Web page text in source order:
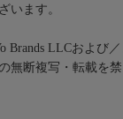
います。
LLCおよび
無断複写・転載を禁